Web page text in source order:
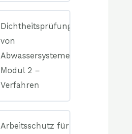
0%
COMPLETE
0/0
Elemente(n)
Dichtheitsprüfung
von
Abwassersystemen
Modul 2 –
Verfahren
0%
COMPLETE
0/0
Elemente(n)
Arbeitsschutz für